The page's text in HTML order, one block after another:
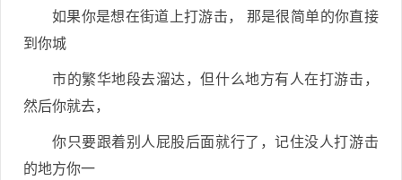
如果你是想在街道上打游击， 那是很简单的你直接
到你城
市的繁华地段去溜达，但什么地方有人在打游击，
然后你就去，
你只要跟着别人屁股后面就行了，记住没人打游击
的地方你一